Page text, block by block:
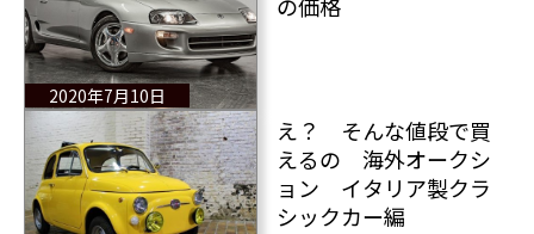
2020年7月10日
え？ そんな値段で買
えるの 海外オークシ
ョン イタリア製クラ
シックカー編